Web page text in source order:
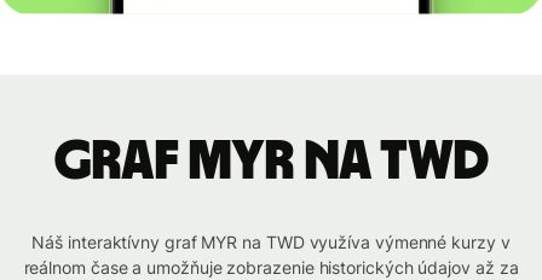
graf MYR na TWD
Náš interaktívny graf MYR na TWD využíva výmenné kurzy v
reálnom čase a umožňuje zobrazenie historických údajov až za